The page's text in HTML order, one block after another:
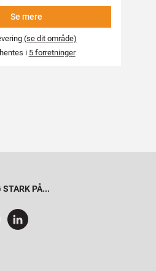
Se mere
(se dit område)
i 5 forretninger
STARK PÅ...